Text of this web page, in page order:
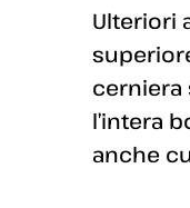
Ulteriori
cerniera
l’intera
anche